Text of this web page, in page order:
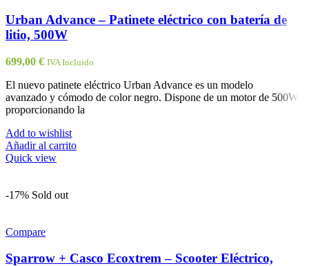
Urban Advance – Patinete eléctrico con batería de
litio, 500W
699,00 € IVA Incluido
El nuevo patinete eléctrico Urban Advance es un modelo
avanzado y cómodo de color negro. Dispone de un motor de 500W,
proporcionando la
Add to wishlist
Añadir al carrito
Quick view
-17% Sold out
Compare
Sparrow + Casco Ecoxtrem – Scooter Eléctrico,